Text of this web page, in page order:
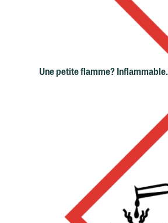
Une petite flamme? Inflammable.